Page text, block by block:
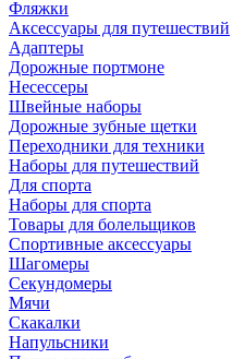
Фляжки
Аксессуары для путешествий
Адаптеры
Дорожные портмоне
Несессеры
Швейные наборы
Дорожные зубные щетки
Переходники для техники
Наборы для путешествий
Для спорта
Наборы для спорта
Товары для болельщиков
Спортивные аксессуары
Шагомеры
Секундомеры
Мячи
Скакалки
Напульсники